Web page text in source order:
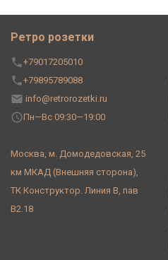
Ретро розетки
+79017205010
+79895789088
info@retrorozetki.ru
Пн—Вс 09:30—19:00
Москва, м. Домодедовская, 25
км МКАД (Внешняя сторона),
ТК Конструктор. Линия В, пав
В2.18